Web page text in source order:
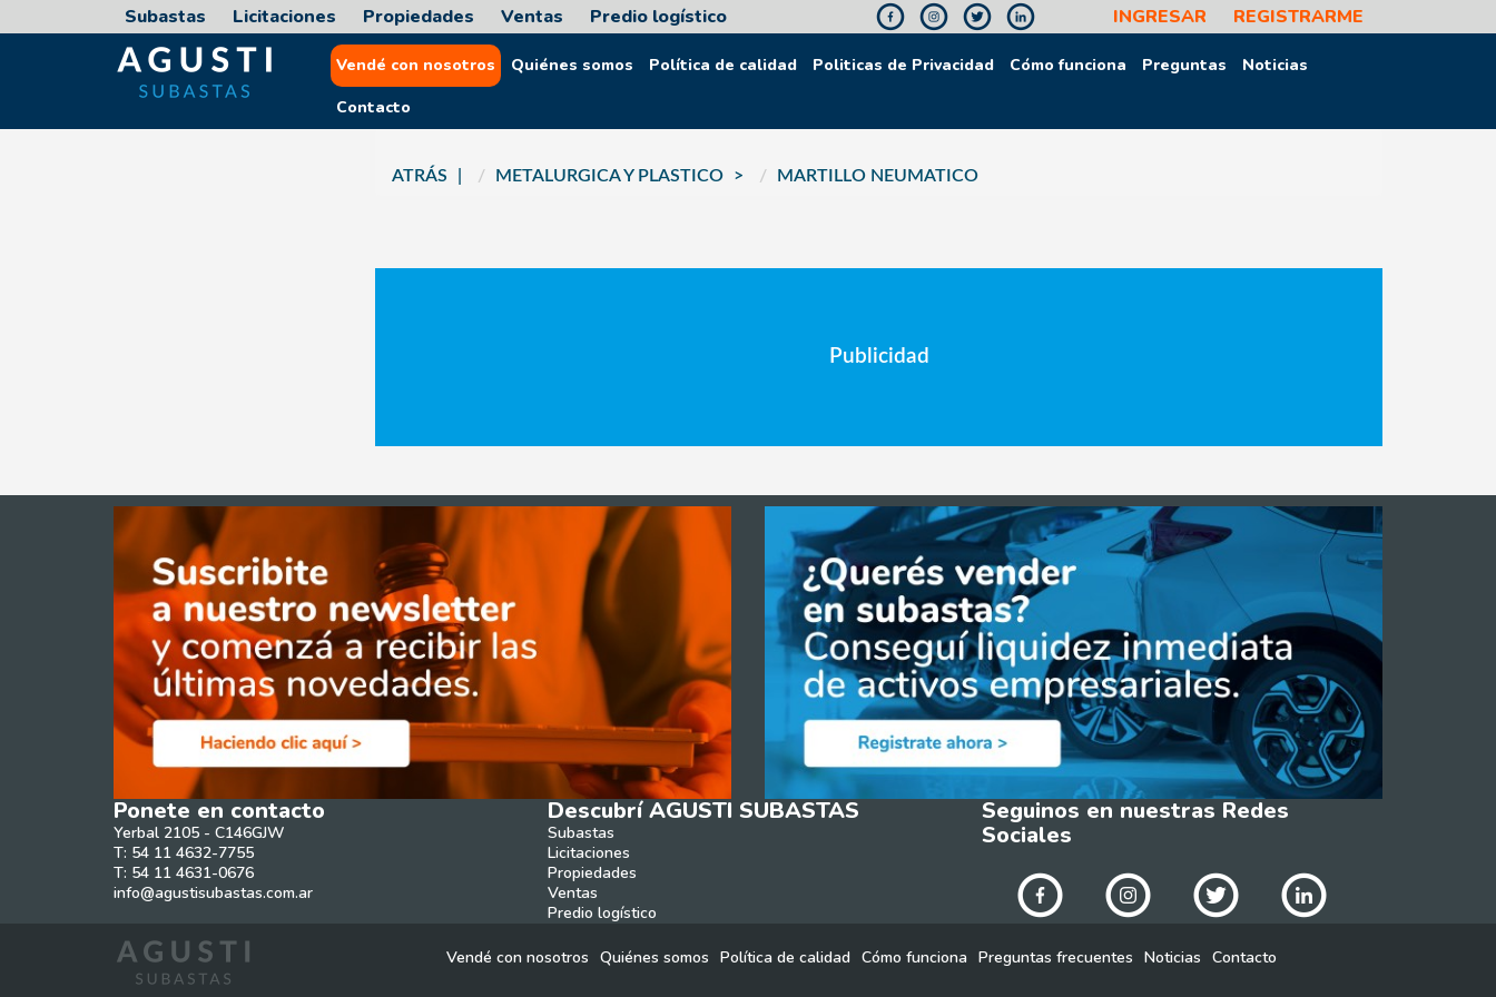
Subastas Licitaciones Propiedades Ventas Predio logístico INGRESAR REGISTRARME
Vendé con nosotros Quiénes somos Política de calidad Politicas de Privacidad Cómo funciona Preguntas
Noticias
Contacto
ATRÁS METALURGICA Y PLASTICO MARTILLO NEUMATICO
Publicidad
Ponete en contacto
Yerbal 2105 - C146GJW
T: 54 11 4632-7755
T: 54 11 4631-0676
info@agustisubastas.com.ar
Descubrí AGUSTI SUBASTAS
Subastas
Licitaciones
Propiedades
Ventas
Predio logístico
Seguinos en nuestras Redes
Sociales
Vendé con nosotros Quiénes somos Política de calidad Cómo funciona Preguntas frecuentes Noticias Contacto